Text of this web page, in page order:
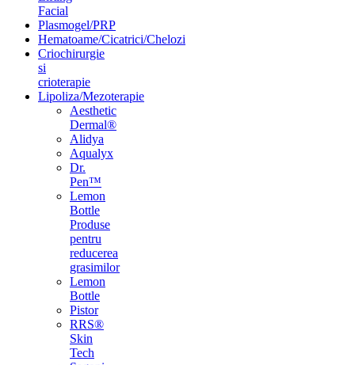
Facial
Plasmogel/PRP
Hematoame/Cicatrici/Chelozi
Criochirurgie
si
crioterapie
Lipoliza/Mezoterapie
Aesthetic
Dermal®
Alidya
Aqualyx
Dr.
Pen™
Lemon
Bottle
Produse
pentru
reducerea
grasimilor
Lemon
Bottle
Pistor
RRS®
Skin
Tech